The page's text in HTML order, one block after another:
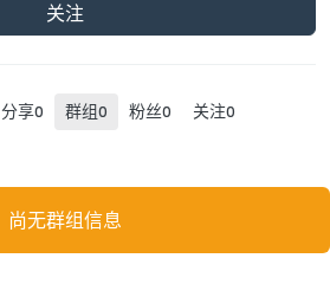
关注
分享0 群组0 粉丝0 关注0
尚无群组信息